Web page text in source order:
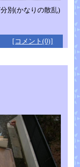
別(かなりの散乱)
[コメント(0)]